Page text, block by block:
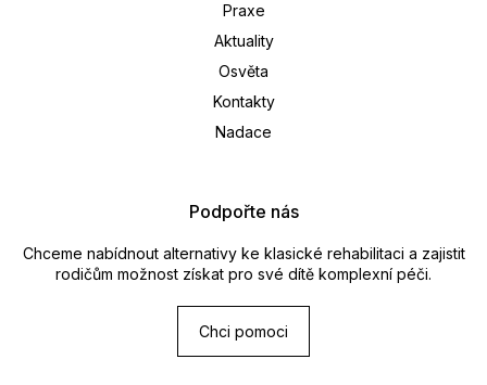
Praxe
Aktuality
Osvěta
Kontakty
Nadace
Podpořte nás
Chceme nabídnout alternativy ke klasické rehabilitaci a zajistit
rodičům možnost získat pro své dítě komplexní péči.
Chci pomoci